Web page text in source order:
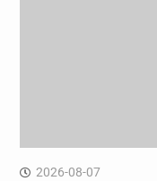
2026-08-07